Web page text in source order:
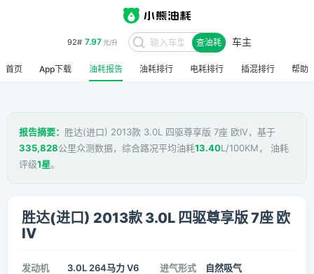
92# 7.97元/升 查油耗 车主
首页 App下载 油耗报告 油耗排行 电耗排行 插混排行 帮助
报告摘要： 胜达(进口) 2013款 3.0L 四驱尊享版 7座 欧IV，基于
335,828公里众测数据，综合路况平均油耗13.40L/100KM， 油耗
评级1星。
胜达(进口) 2013款 3.0L 四驱尊享版 7座 欧
IV
发动机 3.0L 264马力 V6 进气形式 自然吸气